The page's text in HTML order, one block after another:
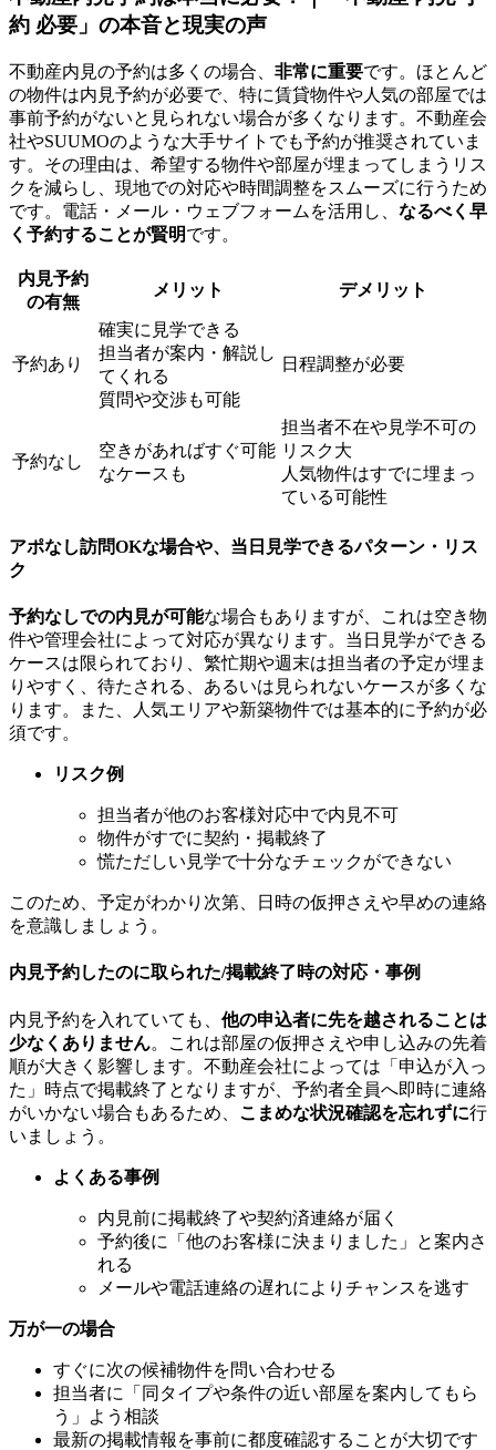
約 必要」の本音と現実の声
不動産内見の予約は多くの場合、 非常に重要です。ほとんど
の物件は内見予約が必要で、特に賃貸物件や人気の部屋では
事前予約がないと見られない場合が多くなります。不動産会
社やSUUMOのような大手サイトでも予約が推奨されていま
す。その理由は、希望する物件や部屋が埋まってしまうリス
クを減らし、現地での対応や時間調整をスムーズに行うため
です。電話・メール・ウェブフォームを活用し、 なるべく早
く予約することが賢明です。
内見予約
の有無
メリット デメリット
予約あり
確実に見学できる
担当者が案内・解説し
てくれる
質問や交渉も可能
日程調整が必要
予約なし
空きがあればすぐ可能
なケースも
担当者不在や見学不可の
リスク大
人気物件はすでに埋まっ
ている可能性
アポなし訪問OKな場合や、当日見学できるパターン・リス
ク
予約なしでの内見が可能な場合もありますが、これは空き物
件や管理会社によって対応が異なります。当日見学ができる
ケースは限られており、繁忙期や週末は担当者の予定が埋ま
りやすく、待たされる、あるいは見られないケースが多くな
ります。また、人気エリアや新築物件では基本的に予約が必
須です。
リスク例
担当者が他のお客様対応中で内見不可
物件がすでに契約・掲載終了
慌ただしい見学で十分なチェックができない
このため、予定がわかり次第、日時の仮押さえや早めの連絡
を意識しましょう。
内見予約したのに取られた/掲載終了時の対応・事例
内見予約を入れていても、 他の申込者に先を越されることは
少なくありません。これは部屋の仮押さえや申し込みの先着
順が大きく影響します。不動産会社によっては「申込が入っ
た」時点で掲載終了となりますが、予約者全員へ即時に連絡
がいかない場合もあるため、 こまめな状況確認を忘れずに行
いましょう。
よくある事例
内見前に掲載終了や契約済連絡が届く
予約後に「他のお客様に決まりました」と案内さ
れる
メールや電話連絡の遅れによりチャンスを逃す
万が一の場合
すぐに次の候補物件を問い合わせる
担当者に「同タイプや条件の近い部屋を案内してもら
う」よう相談
最新の掲載情報を事前に都度確認することが大切です